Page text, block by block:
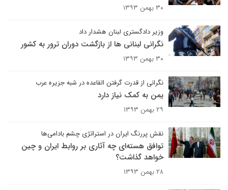
۳۰ بهمن ۱۳۹۳
وزیر دادگستری لبنان هشدار داد
نگرانی لبنانی ها از بازگشت دوران ترور به کشور
۳۰ بهمن ۱۳۹۳
نگرانی از قدرت گرفتن القاعده در شبه جزیره عرب
یمن به کمک نیاز دارد
۲۹ بهمن ۱۳۹۳
نقش پررنگ ایران در استرات‍ژی چشم بادامی‌ها
توافق هسته‌ای چه آثاری بر روابط ایران و چین
خواهد گذاشت؟
۲۸ بهمن ۱۳۹۳